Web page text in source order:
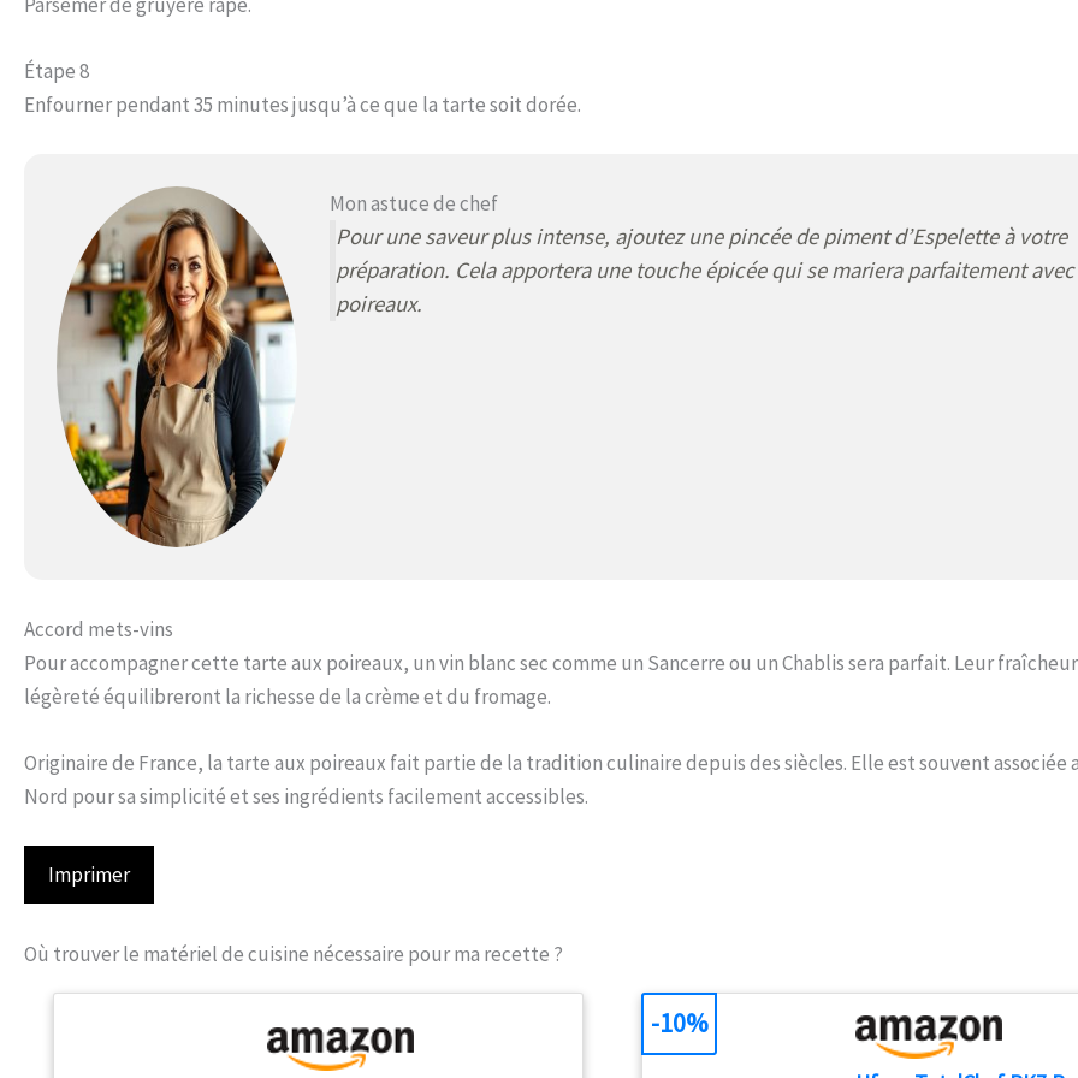
Étape 8
Enfourner pendant 35 minutes jusqu’à ce que la tarte soit dorée.
Mon astuce de chef
Pour une saveur plus intense, ajoutez une pincée de piment d’Espelette à votre
préparation. Cela apportera une touche épicée qui se mariera parfaitement
poireaux.
Accord mets-vins
Pour accompagner cette tarte aux poireaux, un vin blanc sec comme un Sancerre ou un Chablis sera parfait. Leur
légèreté équilibreront la richesse de la crème et du fromage.
Originaire de France, la tarte aux poireaux fait partie de la tradition culinaire depuis des siècles. Elle est souvent associée
Nord pour sa simplicité et ses ingrédients facilement accessibles.
Imprimer
Où trouver le matériel de cuisine nécessaire pour ma recette ?
-10%